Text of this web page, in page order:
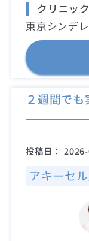
クリニック
東京シンデ
２週間でも
投稿日：
アキーセ